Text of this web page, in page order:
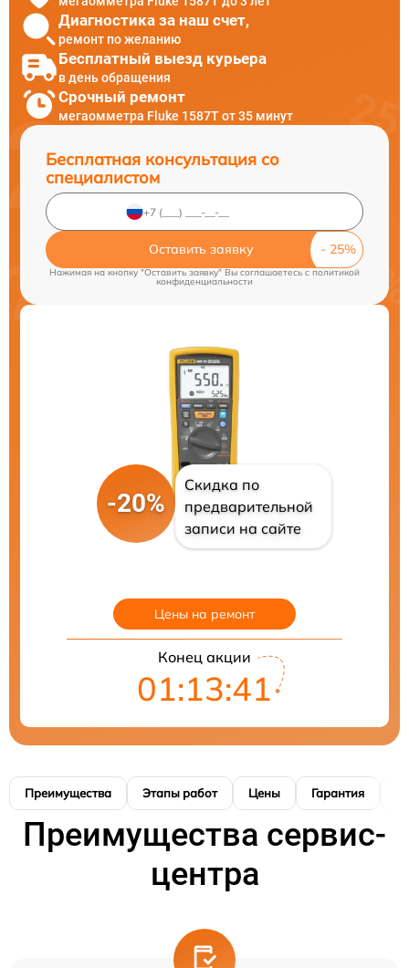
Диагностика за наш счет,
ремонт по желанию
Бесплатный выезд курьера
в день обращения
Срочный ремонт
мегаомметра Fluke 1587T от 35 минут
Бесплатная консультация со
специалистом
Оставить заявку
Нажимая на кнопку "Оставить заявку" Вы соглашаетесь cполитикой
конфиденциальности
-20%
Скидка по
предварительной
записи на сайте
Цены на ремонт
Конец акции
01:13:40
Преимущества Этапы работ Цены Гарантия
Преимущества сервис-
центра